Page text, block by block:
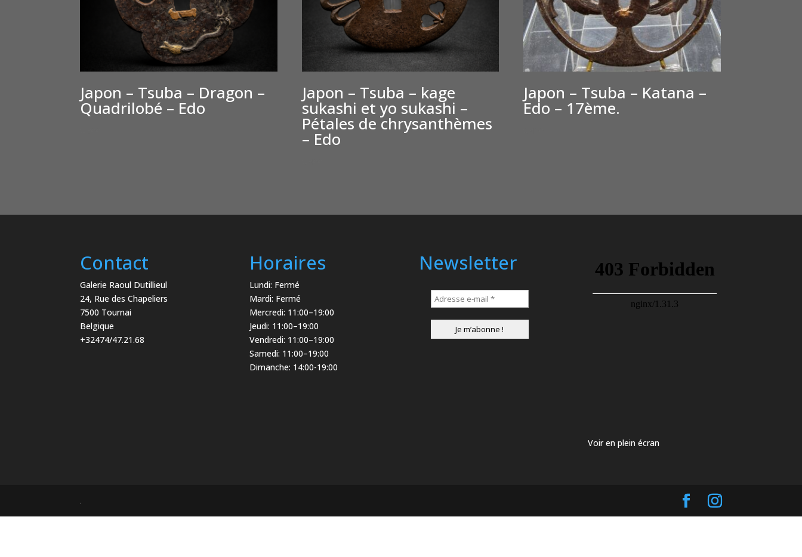
Japon – Tsuba – Dragon –
Quadrilobé – Edo
Japon – Tsuba – kage
sukashi et yo sukashi –
Pétales de chrysanthèmes
– Edo
Japon – Tsuba – Katana –
Edo – 17ème.
Contact
Galerie Raoul Dutillieul
24, Rue des Chapeliers
7500 Tournai
Belgique
+32474/47.21.68
Horaires
Lundi: Fermé
Mardi: Fermé
Mercredi: 11:00–19:00
Jeudi: 11:00–19:00
Vendredi: 11:00–19:00
Samedi: 11:00–19:00
Dimanche: 14:00-19:00
Newsletter
Voir en plein écran
.